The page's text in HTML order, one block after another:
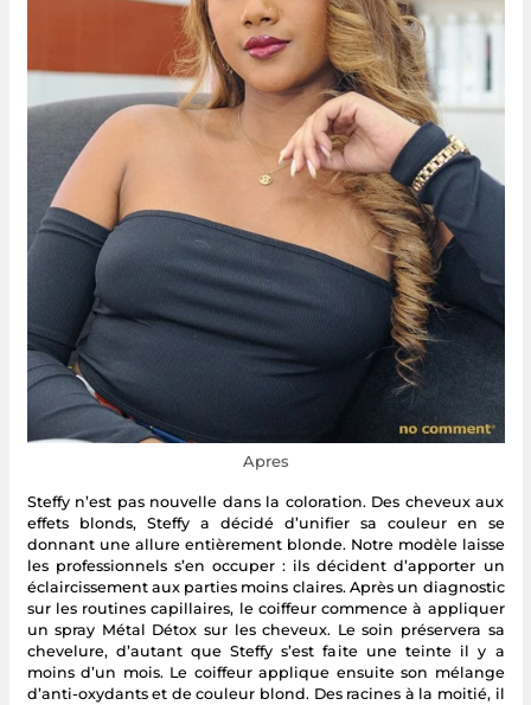
Apres
Steffy n’est pas nouvelle dans la coloration. Des cheveux aux
effets blonds, Steffy a décidé d’unifier sa couleur en se
donnant une allure entièrement blonde. Notre modèle laisse
les professionnels s’en occuper : ils décident d’apporter un
éclaircissement aux parties moins claires. Après un diagnostic
sur les routines capillaires, le coiffeur commence à appliquer
un spray Métal Détox sur les cheveux. Le soin préservera sa
chevelure, d’autant que Steffy s’est faite une teinte il y a
moins d’un mois. Le coiffeur applique ensuite son mélange
d’anti-oxydants et de couleur blond. Des racines à la moitié, il